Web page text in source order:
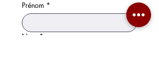
Prénom *
Nom *